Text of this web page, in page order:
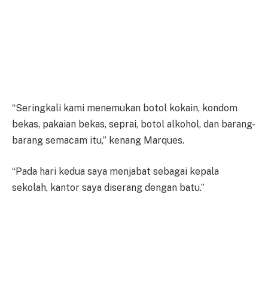
“Seringkali kami menemukan botol kokain, kondom
bekas, pakaian bekas, seprai, botol alkohol, dan barang-
barang semacam itu,” kenang Marques.
“Pada hari kedua saya menjabat sebagai kepala
sekolah, kantor saya diserang dengan batu.”